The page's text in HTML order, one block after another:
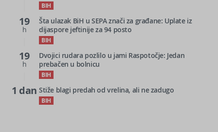
BIH
19
h
Šta ulazak BiH u SEPA znači za građane: Uplate iz
dijaspore jeftinije za 94 posto
BIH
19
h
Dvojici rudara pozlilo u jami Raspotočje: Jedan
prebačen u bolnicu
BIH
1 dan Stiže blagi predah od vrelina, ali ne zadugo
BIH